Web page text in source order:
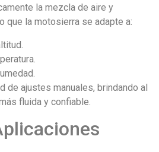
la mezcla de aire y
que la motosierra se adapte a:
de ajustes manuales, brindando al
fluida y confiable.